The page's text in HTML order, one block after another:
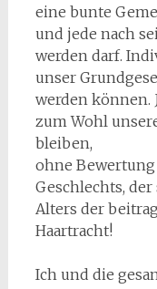
eine bunte
und jede nach
werden darf.
unser
werden können.
zum Wohl
bleiben,
ohne
Geschlechts,
Alters der
Haartracht!
Ich und die